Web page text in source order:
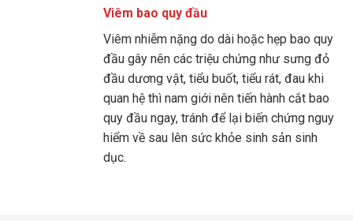
Viêm bao quy đầu
Viêm nhiễm nặng do dài hoặc hẹp bao quy
đầu gây nên các triệu chứng như sưng đỏ
đầu dương vật, tiểu buốt, tiểu rát, đau khi
quan hệ thì nam giới nên tiến hành cắt bao
quy đầu ngay, tránh để lại biến chứng nguy
hiểm về sau lên sức khỏe sinh sản sinh
dục.